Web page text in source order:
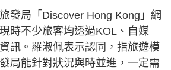
發局「Discover Hong Kong」網
時不少旅客均透過KOL、自媒
訊。羅淑佩表示認同，指旅遊模
局能針對狀況與時並進，一定需